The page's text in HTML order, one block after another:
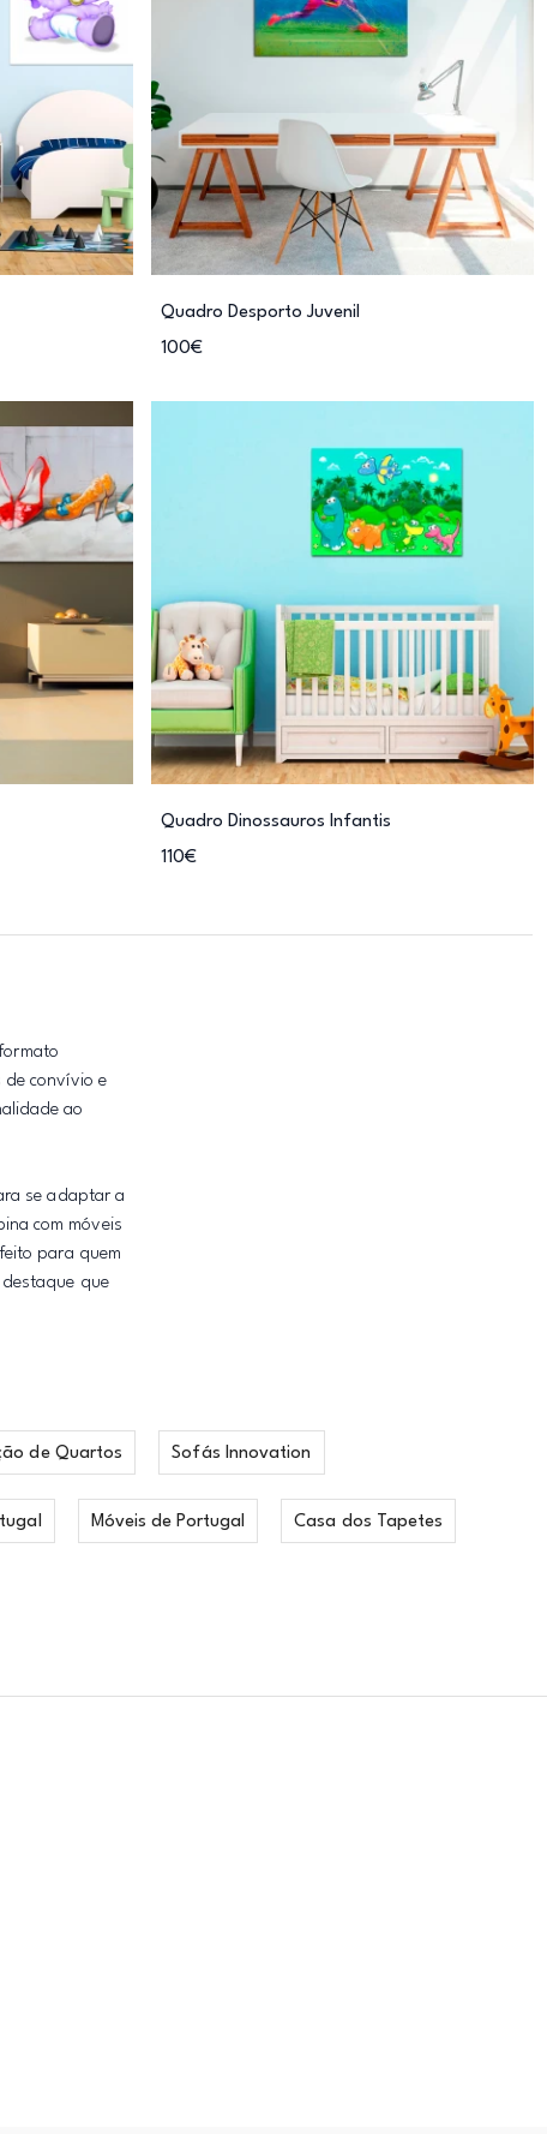
Quadro Desporto Juvenil
100€
Quadro Dinossauros Infantis
110€
de convívio e
ao
se adaptar a
com móveis
para quem
que
de Quartos Sofás Innovation
Móveis de Portugal Casa dos Tapetes